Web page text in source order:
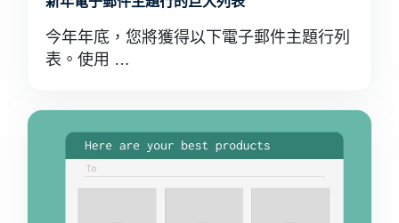
今年年底，您將獲得以下電子郵件主題行列
表。使用 …